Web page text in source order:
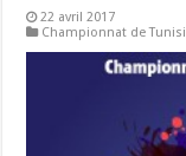
22 avril 2017
Championnat de